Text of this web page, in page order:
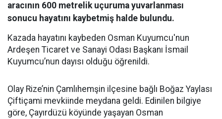
aracının 600 metrelik uçuruma yuvarlanması
sonucu hayatını kaybetmiş halde bulundu.
Kazada hayatını kaybeden Osman Kuyumcu'nun
Ardeşen Ticaret ve Sanayi Odası Başkanı İsmail
Kuyumcu’nun dayısı olduğu öğrenildi.
Olay Rize’nin Çamlıhemşin ilçesine bağlı Boğaz Yaylası
Çiftiçami mevkiinde meydana geldi. Edinilen bilgiye
göre, Çayırdüzü köyünde yaşayan Osman